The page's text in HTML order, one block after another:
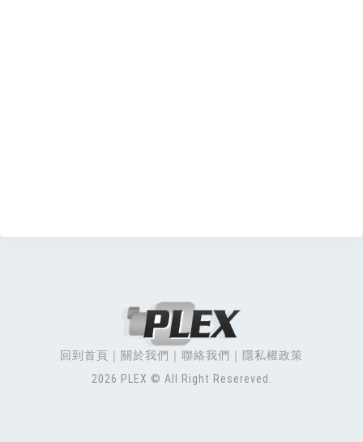
回到首頁 關於我們 聯絡我們
隱私權政策
2026 PLEX © All Right Resereved.